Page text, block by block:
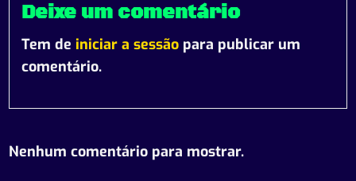
Deixe um comentário
Tem de iniciar a sessão para publicar um
comentário.
Nenhum comentário para mostrar.